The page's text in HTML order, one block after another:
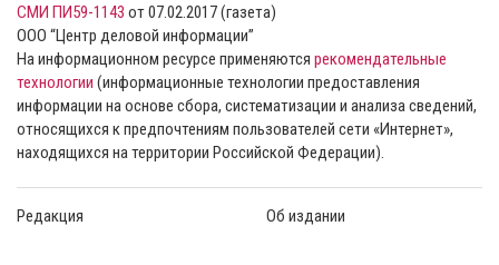
СМИ ПИ59-1143 от 07.02.2017 (газета)
ООО “Центр деловой информации”
На информационном ресурсе применяются рекомендательные
технологии (информационные технологии предоставления
информации на основе сбора, систематизации и анализа сведений,
относящихся к предпочтениям пользователей сети «Интернет»,
находящихся на территории Российской Федерации).
Редакция Об издании